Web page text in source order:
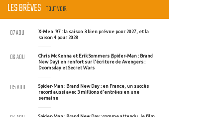
LES BRÈVES TOUT VOIR
X-Men '97 : la saison 3 bien prévue pour 2027, et la
saison 4 pour 2028
07 AOU
Chris McKenna et Erik Sommers (Spider-Man : Brand
New Day) en renfort sur l'écriture de Avengers :
Doomsday et Secret Wars
06 AOU
Spider-Man : Brand New Day : en France, un succès
record aussi avec 3 millions d'entrées en une
semaine
05 AOU